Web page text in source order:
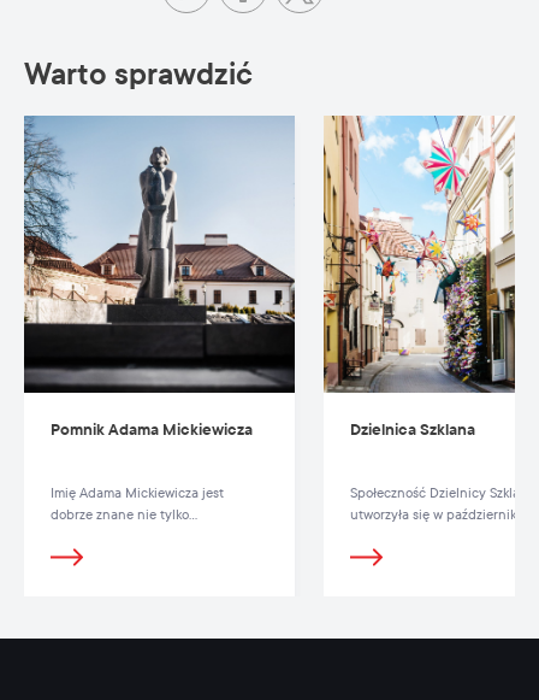
Warto sprawdzić
Pomnik Adama Mickiewicza
Imię Adama Mickiewicza jest
dobrze znane nie tylko
Dzielnica Szklana
Społeczność Dzielnicy Szklanej
utworzyła się w październiku
Stiklių,